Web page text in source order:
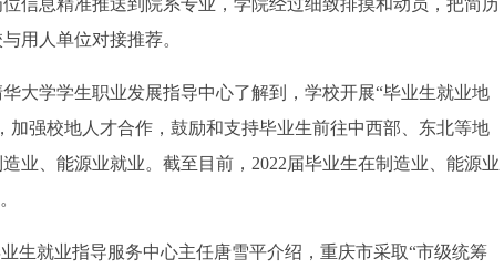
信息精准推送到院系专业，学院经过细致排摸和动员，把简历
用人单位对接推荐。
学学生职业发展指导中心了解到，学校开展“毕业生就业地
加强校地人才合作，鼓励和支持毕业生前往中西部、东北等地
业、能源业就业。截至目前，2022届毕业生在制造业、能源业
就业指导服务中心主任唐雪平介绍，重庆市采取“市级统筹